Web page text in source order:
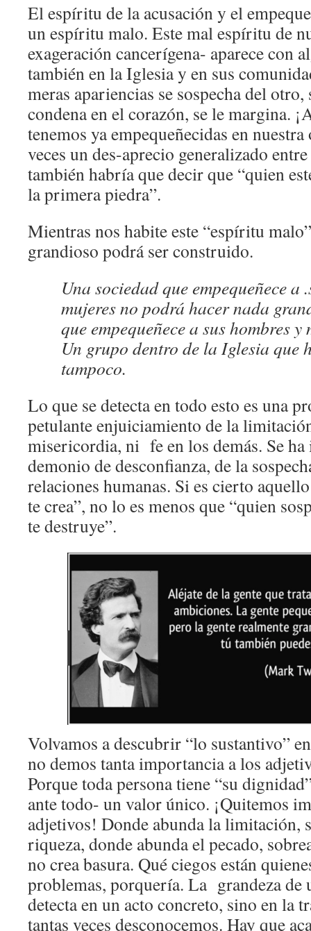
El espíritu de la acusación y el
un espíritu malo. Este mal espíritu de
exageración cancerígena- aparece con
también en la Iglesia y en sus
meras apariencias se sospecha del otro,
condena en el corazón, se le margina.
tenemos ya empequeñecidas en
veces un des-aprecio generalizado
también habría que decir que “quien
la primera piedra”.
Mientras nos habite este “espíritu
grandioso podrá ser construido.
Una sociedad que empequeñece a
mujeres no podrá hacer nada
que empequeñece a sus hombres
Un grupo dentro de la Iglesia que
tampoco.
Lo que se detecta en todo esto es una
petulante enjuiciamiento de la
misericordia, ni fe en los demás. Se
demonio de desconfianza, de la
relaciones humanas. Si es cierto
te crea”, no lo es menos que “quien
te destruye”.
Volvamos a descubrir “lo sustantivo”
no demos tanta importancia a los
Porque toda persona tiene “su
ante todo- un valor único. ¡Quitemos
adjetivos! Donde abunda la limitación,
riqueza, donde abunda el pecado,
no crea basura. Qué ciegos están
problemas, porquería. La grandeza de
detecta en un acto concreto, sino en la
tantas veces desconocemos. Hay que